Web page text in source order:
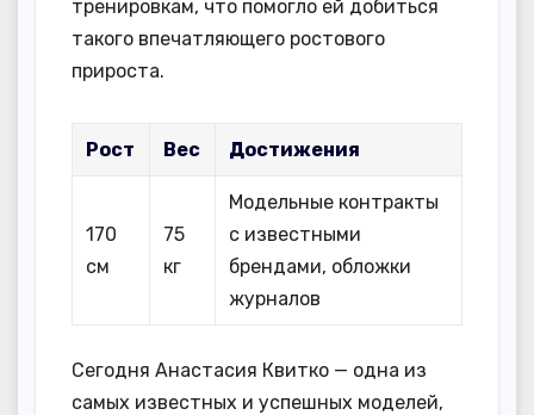
тренировкам, что помогло ей добиться
такого впечатляющего ростового
прироста.
Рост Вес Достижения
170
см
75
кг
Модельные контракты
с известными
брендами, обложки
журналов
Сегодня Анастасия Квитко — одна из
самых известных и успешных моделей,